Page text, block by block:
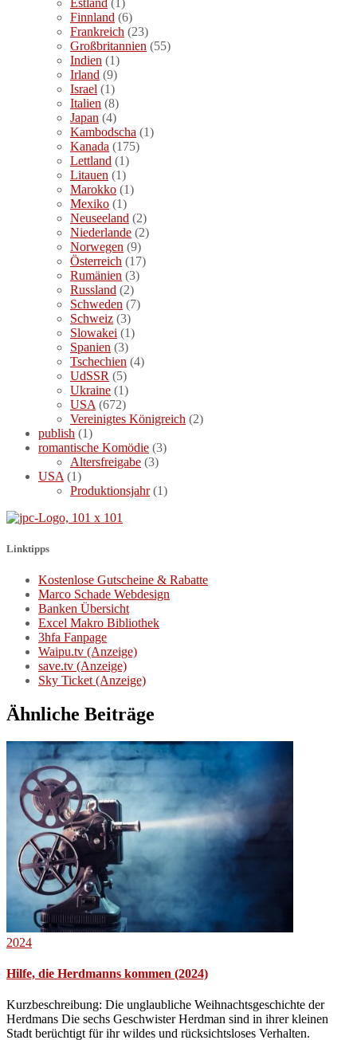
Finnland (6)
Frankreich (23)
Großbritannien (55)
Indien (1)
Irland (9)
Israel (1)
Italien (8)
Japan (4)
Kambodscha (1)
Kanada (175)
Lettland (1)
Litauen (1)
Marokko (1)
Mexiko (1)
Neuseeland (2)
Niederlande (2)
Norwegen (9)
Österreich (17)
Rumänien (3)
Russland (2)
Schweden (7)
Schweiz (3)
Slowakei (1)
Spanien (3)
Tschechien (4)
UdSSR (5)
Ukraine (1)
USA (672)
Vereinigtes Königreich (2)
publish (1)
romantische Komödie (3)
Altersfreigabe (3)
USA (1)
Produktionsjahr(1)
Linktipps
Kostenlose Gutscheine & Rabatte
Marco Schade Webdesign
Banken Übersicht
Excel Makro Bibliothek
3hfa Fanpage
Waipu.tv (Anzeige)
save.tv (Anzeige)
Sky Ticket (Anzeige)
Ähnliche Beiträge
2024
Hilfe, die Herdmanns kommen (2024)
Kurzbeschreibung: Die unglaubliche Weihnachtsgeschichte der
Herdmans Die sechs Geschwister Herdman sind in ihrer kleinen
Stadt berüchtigt für ihr wildes und rücksichtsloses Verhalten.